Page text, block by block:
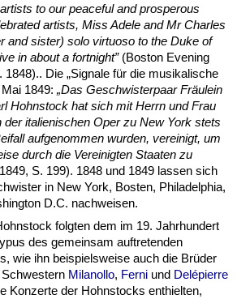
to our peaceful and prosperous
artists, Miss Adele and Mr Charles
and sister) solo virtuoso to the Duke of
in about a fortnight” (Boston Evening
1848).. Die „Signale für die musikalische
1849: „Das Geschwisterpaar Fräulein
Hohnstock hat sich mit Herrn und Frau
der italienischen Oper zu New York stets
aufgenommen wurden, vereinigt, um
durch die Vereinigten Staaten zu
S. 199). 1848 und 1849 lassen sich
in New York, Bosten, Philadelphia,
D.C. nachweisen.
folgten dem im 19. Jahrhundert
des gemeinsam auftretenden
wie ihn beispielsweise auch die Brüder
Milanollo, Ferni und Delépierre
Konzerte der Hohnstocks enthielten,